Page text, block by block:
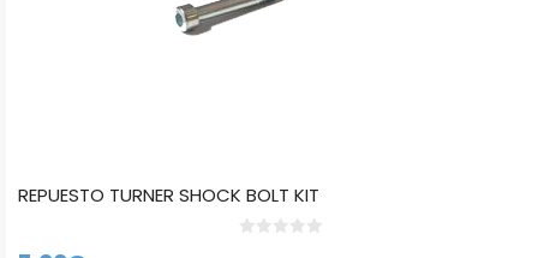
REPUESTO TURNER SHOCK BOLT KIT